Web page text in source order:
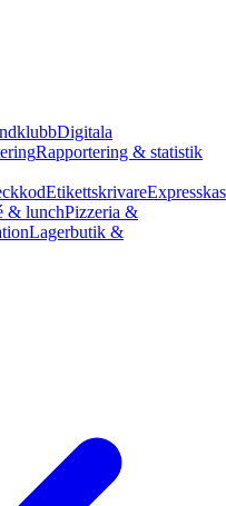
Digitala
Rapportering & statistik
Etikettskrivare
& lunchPizzeria &
Lagerbutik &